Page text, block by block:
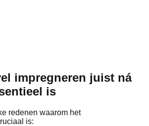
impregneren juist ná
is
redenen waarom het
is: